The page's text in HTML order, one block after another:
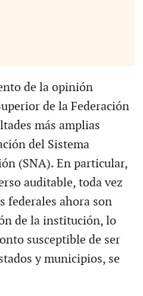
de la opinión
de la Federación
más amplias
del Sistema
(SNA). En particular,
auditable, toda vez
federales ahora son
de la institución, lo
susceptible de ser
y municipios, se